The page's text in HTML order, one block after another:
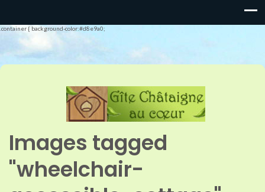
.container { background-color:#d8e9a0;
Images tagged
"wheelchair-